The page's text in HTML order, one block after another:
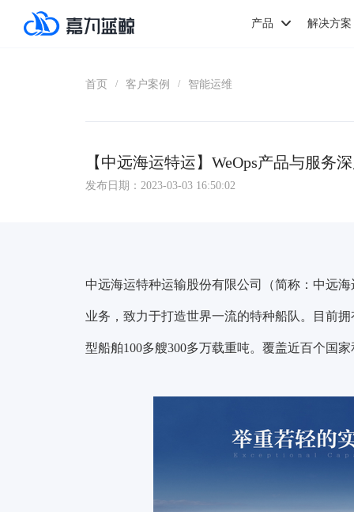
产品 解决方案
首页 / 客户案例 / 智能运维
【中远海运特运】WeOps产品与服务
发布日期：2023-03-03 16:50:02
中远海运特种运输股份有限公司（简称：中远
业务，致力于打造世界一流的特种船队。目前
型船舶100多艘300多万载重吨。覆盖近百个国